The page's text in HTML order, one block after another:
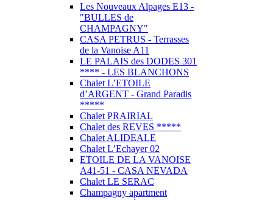
Les Nouveaux Alpages E13 -
"BULLES de
CHAMPAGNY"
CASA PETRUS - Terrasses
de la Vanoise A11
LE PALAIS des DODES 301
**** - LES BLANCHONS
Chalet L’ETOILE
d’ARGENT - Grand Paradis
*****
Chalet PRAIRIAL
Chalet des REVES *****
Chalet ALIDEALE
Chalet L’Echayer 02
ETOILE DE LA VANOISE
A41-51 - CASA NEVADA
Chalet LE SERAC
Champagny apartment